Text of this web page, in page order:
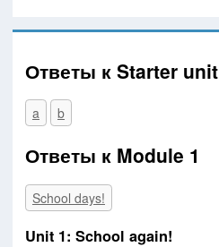
Ответы к Starter unit
a b
Ответы к Module 1
School days!
Unit 1: School again!